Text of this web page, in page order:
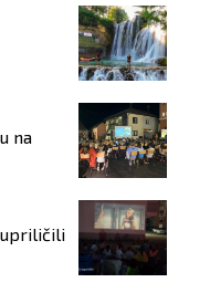
na
upriličili